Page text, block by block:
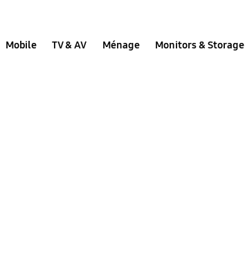
Mobile TV & AV Ménage Monitors & Storage